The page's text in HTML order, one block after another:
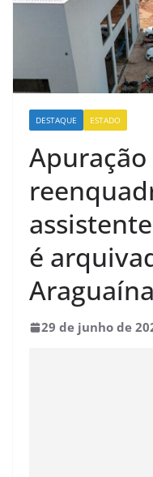
DESTAQUE ESTADO
é
Araguaína
29 de junho de